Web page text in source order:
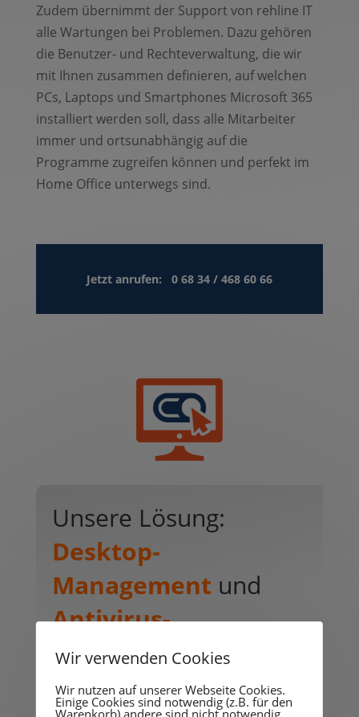
Zudem übernimmt der Support von rehline IT
alle Wartungen bei Problemen. Dazu gehören
die Benutzer- und Rechteverwaltung, die wir
mit Ihnen zusammen definieren, auf welchen
PCs, Laptops und Smartphones Microsoft 365
installiert werden soll, dass alle Mitarbeiter
immer und ortsunabhängig auf die
Programme zugreifen können und perfekt im
Home Office unterwegs sind.
Jetzt anrufen: 0 68 34 / 468 60 66
Unsere Lösung:
Desktop-
Management und
Antivirus-
Management
Wir verwenden Cookies
Wir nutzen auf unserer Webseite Cookies.
Einige Cookies sind notwendig (z.B. für den
Warenkorb) andere sind nicht notwendig.